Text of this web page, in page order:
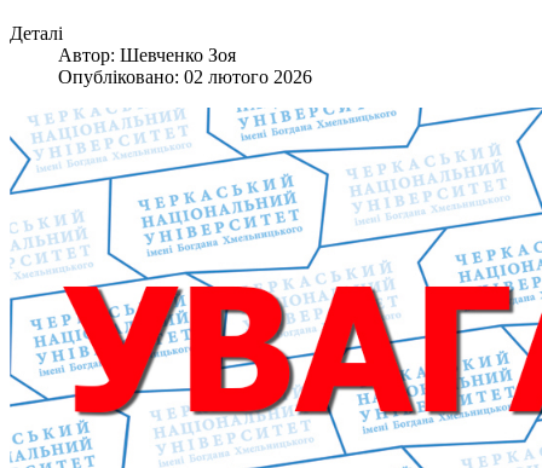
Деталі
Автор: Шевченко Зоя
Опубліковано: 02 лютого 2026